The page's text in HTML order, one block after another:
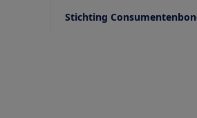
Stichting